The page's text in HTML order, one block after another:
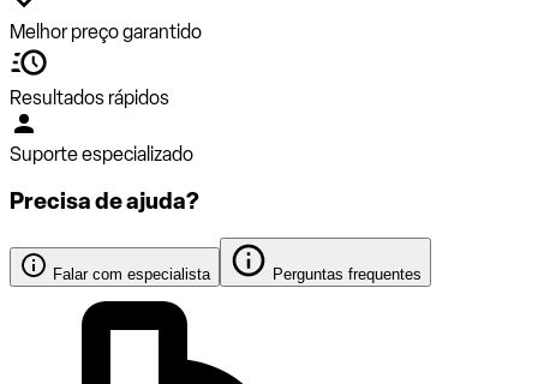
Melhor preço garantido
Resultados rápidos
Suporte especializado
Precisa de ajuda?
Falar com especialista Perguntas frequentes